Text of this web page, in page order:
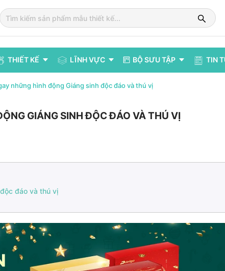
THIẾT KẾ LĨNH VỰC BỘ SƯU TẬP TIN
những hình động Giáng sinh độc đáo và thú vị
GIÁNG SINH ĐỘC ĐÁO VÀ THÚ VỊ
đáo và thú vị